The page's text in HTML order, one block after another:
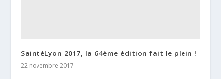
SaintéLyon 2017, la 64ème édition fait le plein !
22 novembre 2017